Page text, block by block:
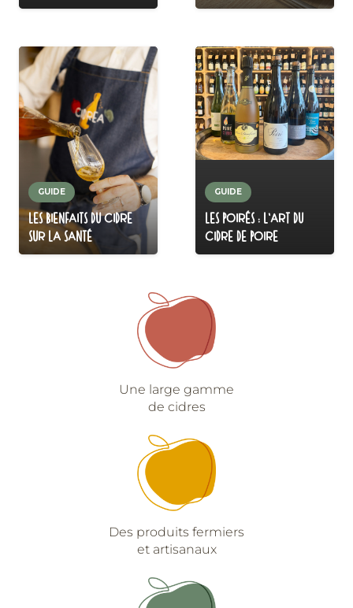
GUIDE
LES BIENFAITS DU CIDRE
SUR LA SANTÉ
GUIDE
LES POIRÉS : L’ART DU
CIDRE DE POIRE
Une large gamme
de cidres
Des produits fermiers
et artisanaux